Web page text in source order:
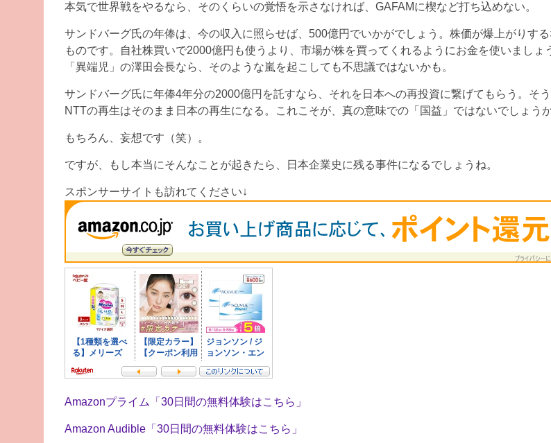
本気で世界戦をやるなら、そのくらいの覚悟を示さなければ、GAFAMに楔など打ち込めない。
サンドバーグ氏の年俸は、今の収入に照らせば、500億円でいかがでしょう。株価が爆上がりす
ものです。自社株買いで2000億円も使うより、市場が株を買ってくれるようにお金を使いましょ
「異端児」の澤田会長なら、そのような嵐を起こしても不思議ではないかも。
サンドバーグ氏に年俸4年分の2000億円を託すなら、それを日本への再投資に繋げてもらう。そう
NTTの再生はそのまま日本の再生になる。これこそが、真の意味での「国益」ではないでしょう
もちろん、妄想です（笑）。
ですが、もし本当にそんなことが起きたら、日本企業史に残る事件になるでしょうね。
スポンサーサイトも訪れてください↓
Amazonプライム「30日間の無料体験はこちら」
Amazon Audible「30日間の無料体験はこちら」